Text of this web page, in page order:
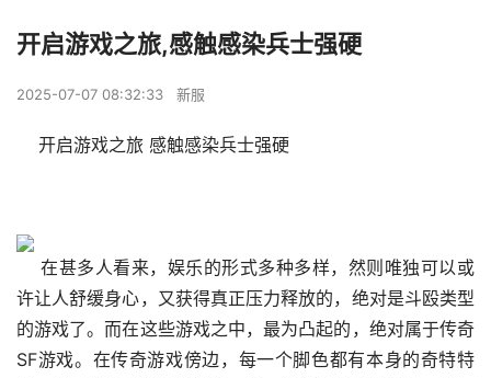
开启游戏之旅,感触感染兵士强硬
2025-07-07 08:32:33 新服
开启游戏之旅 感触感染兵士强硬
在甚多人看来，娱乐的形式多种多样，然则唯独可以或
许让人舒缓身心，又获得真正压力释放的，绝对是斗殴类型
的游戏了。而在这些游戏之中，最为凸起的，绝对属于传奇
SF游戏。在传奇游戏傍边，每一个脚色都有本身的奇特特